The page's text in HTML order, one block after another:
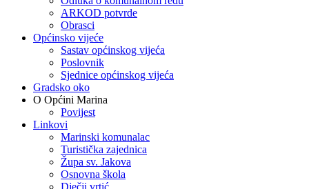
ARKOD potvrde
Obrasci
Općinsko vijeće
Sastav općinskog vijeća
Poslovnik
Sjednice općinskog vijeća
Gradsko oko
O Općini Marina
Povijest
Linkovi
Marinski komunalac
Turistička zajednica
Župa sv. Jakova
Osnovna škola